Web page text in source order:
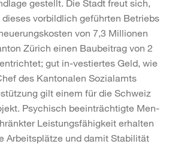
gestellt. Die Stadt freut sich,
vorbildlich geführten Betriebs
von 7,3 Millionen
Zürich einen Baubeitrag von 2
gut in-vestiertes Geld, wie
des Kantonalen Sozialamts
gilt einem für die Schweiz
Psychisch beeinträchtigte Men-
Leistungsfähigkeit erhalten
Arbeitsplätze und damit Stabilität